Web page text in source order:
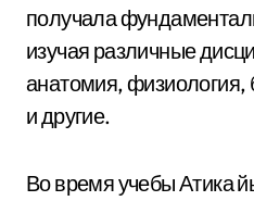
получала
изучая различные
анатомия, физиология,
и другие.
Во время учебы Атика